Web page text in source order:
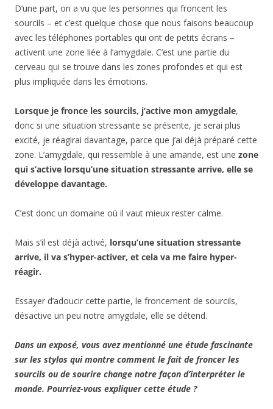
D’une part, on a vu que les personnes qui froncent les
sourcils – et c’est quelque chose que nous faisons beaucoup
avec les téléphones portables qui ont de petits écrans –
activent une zone liée à l’amygdale. C’est une partie du
cerveau qui se trouve dans les zones profondes et qui est
plus impliquée dans les émotions.
Lorsque je fronce les sourcils, j’active mon amygdale,
donc si une situation stressante se présente, je serai plus
excité, je réagirai davantage, parce que j’ai déjà préparé cette
zone. L’amygdale, qui ressemble à une amande, est une zone
qui s’active lorsqu’une situation stressante arrive, elle se
développe davantage.
C’est donc un domaine où il vaut mieux rester calme.
Mais s’il est déjà activé, lorsqu’une situation stressante
arrive, il va s’hyper-activer, et cela va me faire hyper-
réagir.
Essayer d’adoucir cette partie, le froncement de sourcils,
désactive un peu notre amygdale, elle se détend.
Dans un exposé, vous avez mentionné une étude fascinante
sur les stylos qui montre comment le fait de froncer les
sourcils ou de sourire change notre façon d’interpréter le
monde. Pourriez-vous expliquer cette étude ?